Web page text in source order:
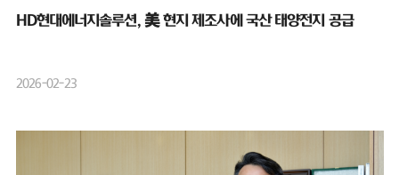
HD현대에너지솔루션, 美 현지 제조사에 국산 태양전지 공급
2026-02-23